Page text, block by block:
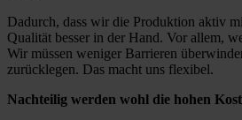
Dadurch, dass wir die Produktion aktiv
Qualität besser in der Hand. Vor allem,
Wir müssen weniger Barrieren
zurücklegen. Das macht uns flexibel.
Nachteilig werden wohl die hohen